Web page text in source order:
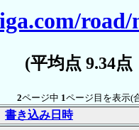
road/
(平均点 9.34
2ページ中 1ページ目を表示(
書き込み日時